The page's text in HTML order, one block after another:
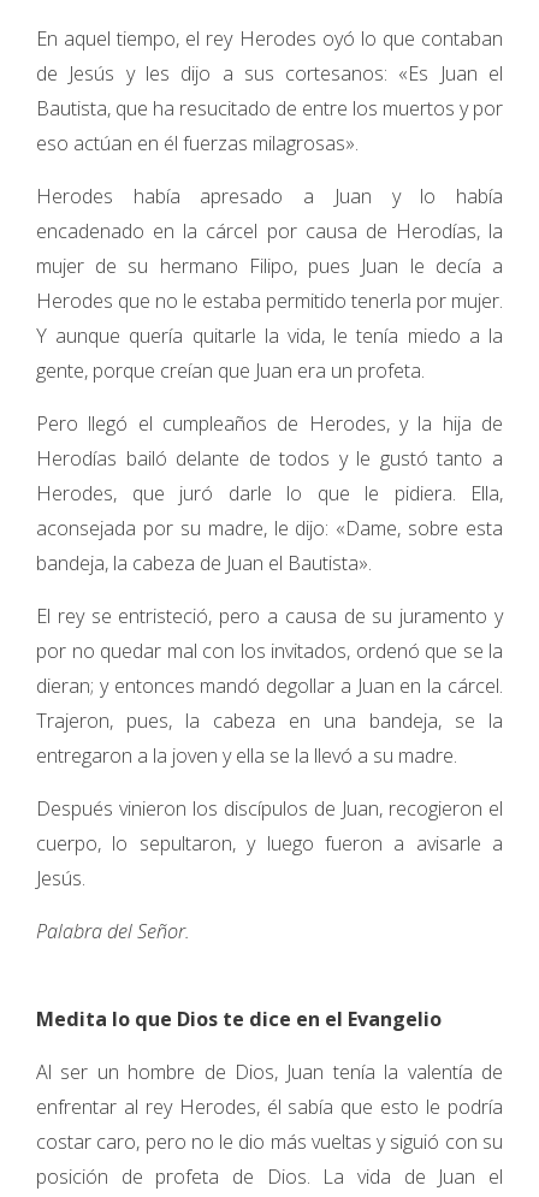
En aquel tiempo, el rey Herodes oyó lo que contaban
de Jesús y les dijo a sus cortesanos: «Es Juan el
Bautista, que ha resucitado de entre los muertos y por
eso actúan en él fuerzas milagrosas».
Herodes había apresado a Juan y lo había
encadenado en la cárcel por causa de Herodías, la
mujer de su hermano Filipo, pues Juan le decía a
Herodes que no le estaba permitido tenerla por mujer.
Y aunque quería quitarle la vida, le tenía miedo a la
gente, porque creían que Juan era un profeta.
Pero llegó el cumpleaños de Herodes, y la hija de
Herodías bailó delante de todos y le gustó tanto a
Herodes, que juró darle lo que le pidiera. Ella,
aconsejada por su madre, le dijo: «Dame, sobre esta
bandeja, la cabeza de Juan el Bautista».
El rey se entristeció, pero a causa de su juramento y
por no quedar mal con los invitados, ordenó que se la
dieran; y entonces mandó degollar a Juan en la cárcel.
Trajeron, pues, la cabeza en una bandeja, se la
entregaron a la joven y ella se la llevó a su madre.
Después vinieron los discípulos de Juan, recogieron el
cuerpo, lo sepultaron, y luego fueron a avisarle a
Jesús.
Palabra del Señor.
Medita lo que Dios te dice en el Evangelio
Al ser un hombre de Dios, Juan tenía la valentía de
enfrentar al rey Herodes, él sabía que esto le podría
costar caro, pero no le dio más vueltas y siguió con su
posición de profeta de Dios. La vida de Juan el